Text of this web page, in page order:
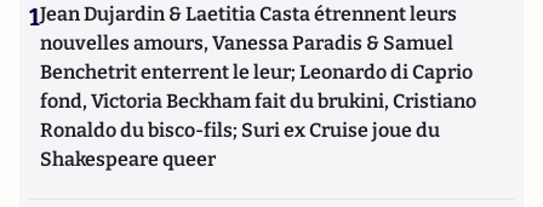
1Jean Dujardin & Laetitia Casta étrennent leurs
nouvelles amours, Vanessa Paradis & Samuel
Benchetrit enterrent le leur; Leonardo di Caprio
fond, Victoria Beckham fait du brukini, Cristiano
Ronaldo du bisco-fils; Suri ex Cruise joue du
Shakespeare queer